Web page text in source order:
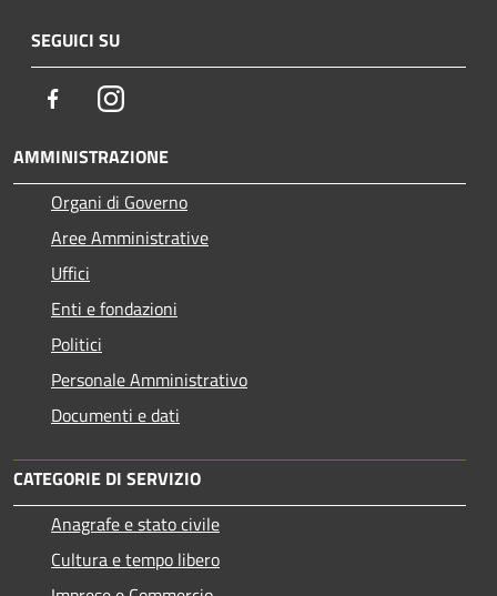
SEGUICI SU
FacebookInstagram
AMMINISTRAZIONE
Organi di Governo
Aree Amministrative
Uffici
Enti e fondazioni
Politici
Personale Amministrativo
Documenti e dati
CATEGORIE DI SERVIZIO
Anagrafe e stato civile
Cultura e tempo libero